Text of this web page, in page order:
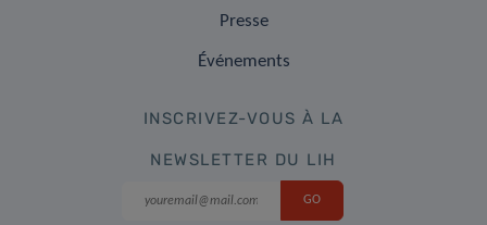
Presse
Événements
INSCRIVEZ-VOUS À LA
NEWSLETTER DU LIH